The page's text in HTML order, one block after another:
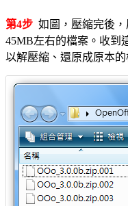
第4步 如圖，壓縮完後
45MB左右的檔案。收到
以解壓縮、還原成原本的